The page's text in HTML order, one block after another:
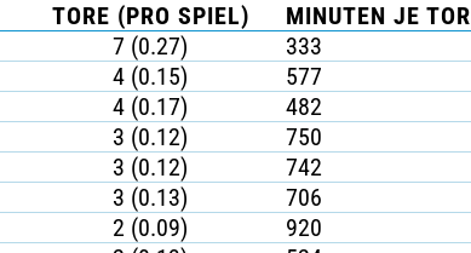
TORE (PRO SPIEL) MINUTEN JE TOR
7 (0.27) 333
4 (0.15) 577
4 (0.17) 482
3 (0.12) 750
3 (0.12) 742
3 (0.13) 706
2 (0.09) 920